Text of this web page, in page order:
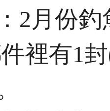
2月份釣
裡有1